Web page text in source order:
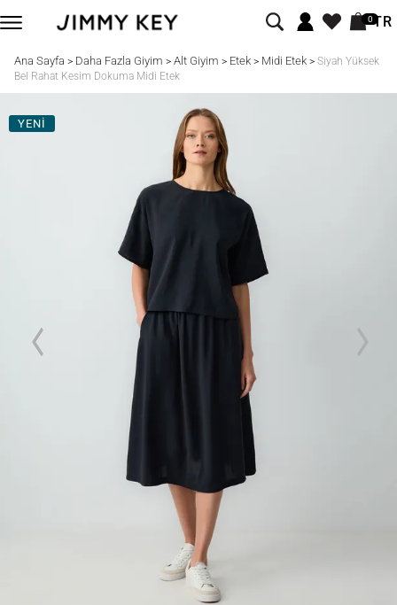
0TR
Ana Sayfa > Daha Fazla Giyim > Alt Giyim > Etek> Midi Etek> Siyah Yüksek
Bel Rahat Kesim Dokuma Midi Etek
YENİ